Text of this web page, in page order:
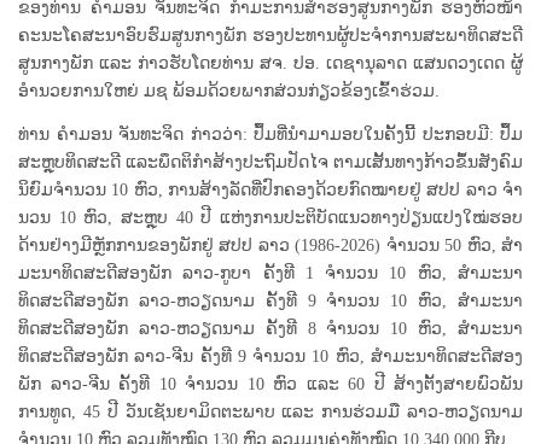
ຂອງທ່ານ ຄໍາມອນ ຈັນທະຈິດ ກຳມະການສຳຮອງສູນກາງພັກ ຮອງຫົວໜ້າ
ຄະນະໂຄສະນາອົບຮົມສູນກາງພັກ ຮອງປະທານຜູ້ປະຈຳການສະພາທິດສະດີ
ສູນກາງພັກ ແລະ ກ່າວຮັບໂດຍທ່ານ ສຈ. ປອ. ເດຊານຸລາດ ແສນດວງເດດ ຜູ້
ອຳນວຍການໃຫຍ່ ມຊ ພ້ອມດ້ວຍພາກສ່ວນກ່ຽວຂ້ອງເຂົ້າຮ່ວມ.
ທ່ານ ຄໍາມອນ ຈັນທະຈິດ ກ່າວວ່າ: ປຶ້ມທີ່ນຳມາມອບໃນຄັ້ງນີ້ ປະກອບມີ: ປຶ້ມ
ສະຫຼຸບທິດສະດີ ແລະພຶດຕິກຳສ້າງປະຖົມປັດໄຈ ຕາມເສັ້ນທາງກ້າວຂຶ້ນສັງຄົມ
ນິຍົມຈໍານວນ 10 ຫົວ, ການສ້າງລັດທີ່ປົກຄອງດ້ວຍກົດໝາຍຢູ່ ສປປ ລາວ ຈໍາ
ນວນ 10 ຫົວ, ສະຫຼຸບ 40 ປີ ແຫ່ງການປະຕິບັດແນວທາງປ່ຽນແປງໃໝ່ຮອບ
ດ້ານຢ່າງມີຫຼັກການຂອງພັກຢູ່ ສປປ ລາວ (1986-2026) ຈໍານວນ 50 ຫົວ, ສຳ
ມະນາທິດສະດີສອງພັກ ລາວ-ກູບາ ຄັ້ງທີ 1 ຈໍານວນ 10 ຫົວ, ສຳມະນາ
ທິດສະດີສອງພັກ ລາວ-ຫວຽດນາມ ຄັ້ງທີ 9 ຈໍານວນ 10 ຫົວ, ສຳມະນາ
ທິດສະດີສອງພັກ ລາວ-ຫວຽດນາມ ຄັ້ງທີ 8 ຈໍານວນ 10 ຫົວ, ສຳມະນາ
ທິດສະດີສອງພັກ ລາວ-ຈີນ ຄັ້ງທີ 9 ຈໍານວນ 10 ຫົວ, ສຳມະນາທິດສະດີສອງ
ພັກ ລາວ-ຈີນ ຄັ້ງທີ 10 ຈໍານວນ 10 ຫົວ ແລະ 60 ປີ ສ້າງຕັ້ງສາຍພົວພັນ
ການທູດ, 45 ປີ ວັນເຊັນຍາມິດຕະພາບ ແລະ ການຮ່ວມມື ລາວ-ຫວຽດນາມ
ຈໍານວນ 10 ຫົວ ລວມທັງໝົດ 130 ຫົວ ລວມມູນຄ່າທັງໝົດ 10,340,000 ກີບ.